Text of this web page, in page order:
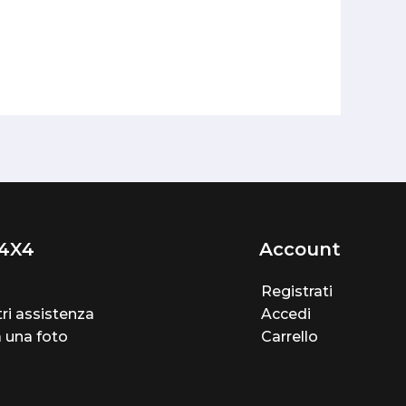
assistenza
una foto
Account
Registrati
Accedi
Carrello